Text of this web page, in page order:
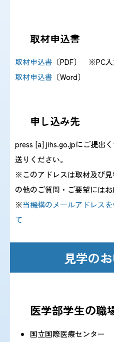
取材申込書
取材申込書 〔PDF〕 ※PC
取材申込書 〔Word〕
申し込み先
press [a] jihs.go.jpにご提出く
送りください。
※このアドレスは取材及び見
の他のご質問・ご要望には
※当機構のメールアドレス
て
見学の
医学部学生の職
国立国際医療セン